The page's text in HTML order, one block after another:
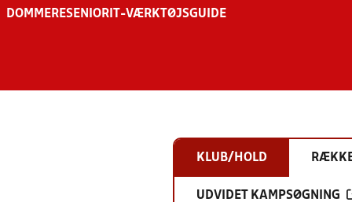
DOMMERESENIOR IT-VÆRKTØJSGUIDE
KLUB/HOLD
UDVIDET KAMPSØGNING